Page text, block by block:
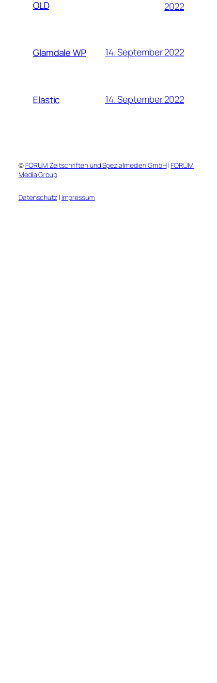
OLD
2022
Glamdale WP 14. September 2022
Elastic 14. September 2022
© FORUM Zeitschriften und Spezialmedien GmbH| FORUM
Media Group
Datenschutz| Impressum